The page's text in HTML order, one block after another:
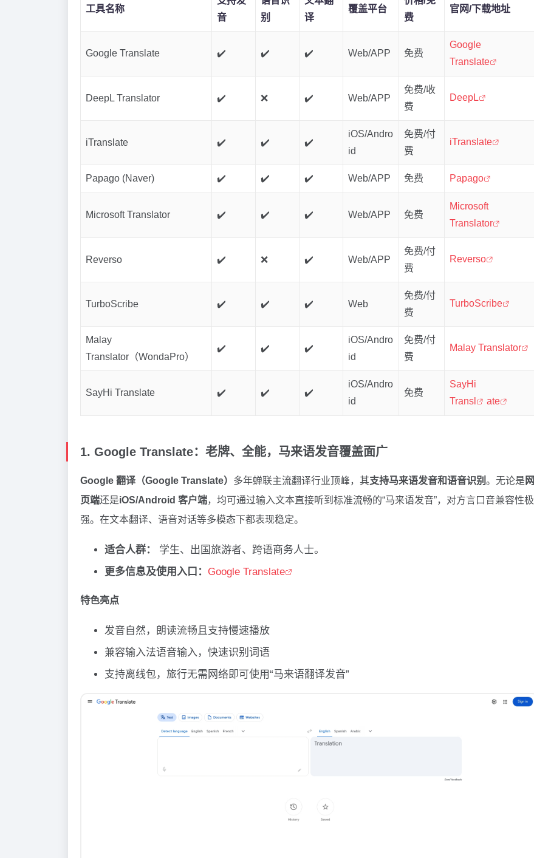
工具名称
音
别
译
覆盖平台
费
官网/下载地址
Google Translate ✔️ ✔️ ✔️ Web/APP 免费
Google
Translate
DeepL Translator ✔️ ❌ ✔️ Web/APP
免费/收
费
DeepL
iTranslate ✔️ ✔️ ✔️
iOS/Andro
id
免费/付
费
iTranslate
Papago (Naver) ✔️ ✔️ ✔️ Web/APP 免费 Papago
Microsoft Translator ✔️ ✔️ ✔️ Web/APP 免费
Microsoft
Translator
Reverso ✔️ ❌ ✔️ Web/APP
免费/付
费
Reverso
TurboScribe ✔️ ✔️ ✔️ Web
免费/付
费
TurboScribe
Malay
Translator（WondaPro）
✔️ ✔️ ✔️
iOS/Andro
id
免费/付
费
Malay Translator
SayHi Translate ✔️ ✔️ ✔️
iOS/Andro
id
免费
SayHi
Transl
ate
1. Google Translate：老牌、全能，马来语发音覆盖面广
Google 翻译（Google Translate） 多年蝉联主流翻译行业顶峰，其支持马来语发音和语音识别 。无论是 网
页端还是iOS/Android 客户端，均可通过输入文本直接听到标准流畅的“马来语发音”，对方言口音兼容性极
强。在文本翻译、语音对话等多模态下都表现稳定。
适合人群：
学生、出国旅游者、跨语商务人士。
更多信息及使用入口： Google Translate
特色亮点
发音自然，朗读流畅且支持慢速播放
兼容输入法语音输入，快速识别词语
支持离线包，旅行无需网络即可使用“马来语翻译发音”